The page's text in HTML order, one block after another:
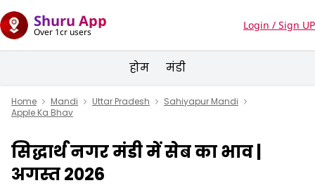
Shuru App
Over 1cr users
Login / Sign UP
होम मंडी
Home Mandi Uttar Pradesh
Sahiyapur Mandi
Apple Ka Bhav
सिद्धार्थ नगर मंडी में सेब का भाव |
अगस्त 2026